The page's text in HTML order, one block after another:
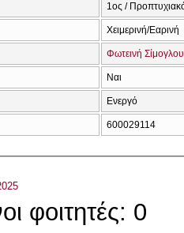
1ος /
Χειμερινή/Εαρινή
Φωτεινή Σίμογλου
Ναι
Ενεργό
600029114
φοιτητές: 0